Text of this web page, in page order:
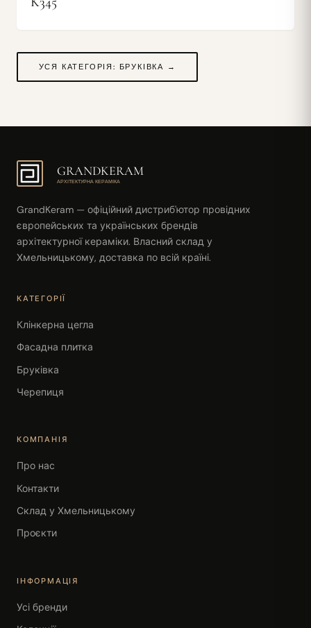
УСЯ КАТЕГОРІЯ: БРУКІВКА →
GRANDKERAM
АРХІТЕКТУРНА КЕРАМІКА
GrandKeram — офіційний дистриб'ютор провідних
європейських та українських брендів
архітектурної кераміки. Власний склад у
Хмельницькому, доставка по всій країні.
КАТЕГОРІЇ
Клінкерна цегла
Фасадна плитка
Бруківка
Черепиця
КОМПАНІЯ
Про нас
Контакти
Склад у Хмельницькому
Проєкти
ІНФОРМАЦІЯ
Усі бренди